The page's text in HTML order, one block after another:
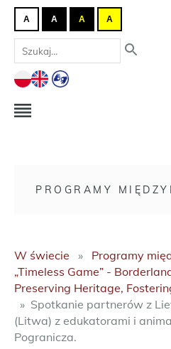
A A A A
PROGRAMY
W świecie
Programy
„Timeless Game” -
Preserving Heritage,
Spotkanie partnerów z
(Litwa) z edukatorami i
Pogranicza.